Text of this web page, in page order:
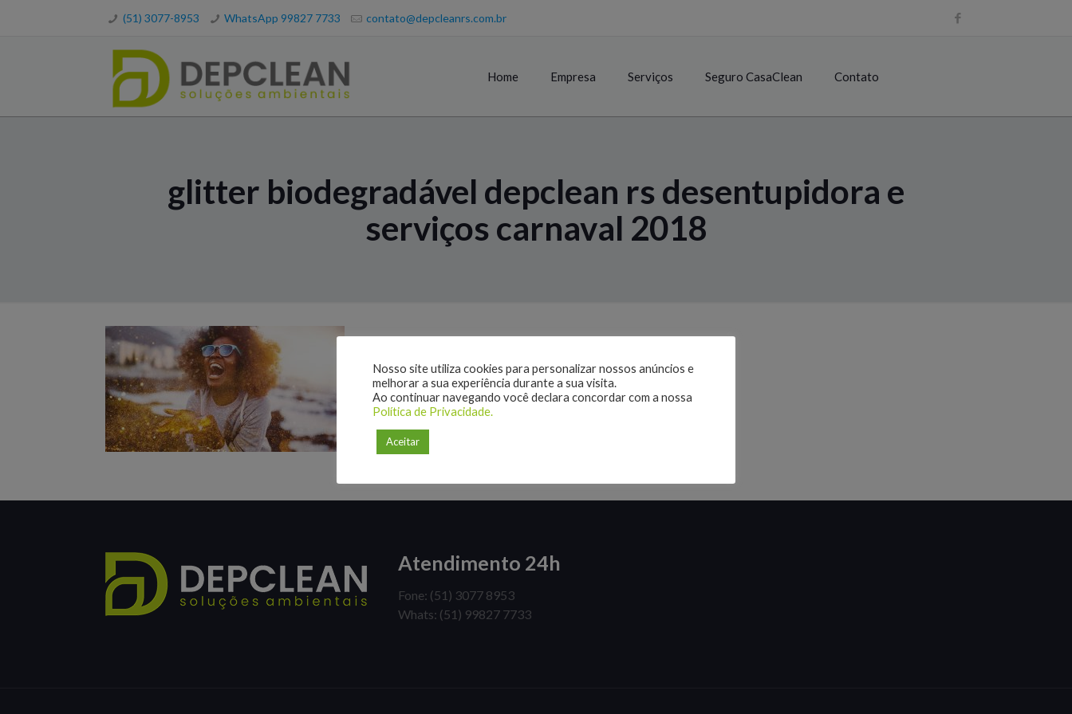
(51) 3077-8953 WhatsApp 99827 7733 contato@depcleanrs.com.br
Home Empresa Serviços Seguro CasaClean Contato
glitter biodegradável depclean rs desentupidora e
serviços carnaval 2018
Atendimento 24h
Fone: (51) 3077 8953
Whats: (51) 99827 7733
Nosso site utiliza cookies para personalizar nossos anúncios e
melhorar a sua experiência durante a sua visita.
Ao continuar navegando você declara concordar com a nossa
Política de Privacidade.
Aceitar